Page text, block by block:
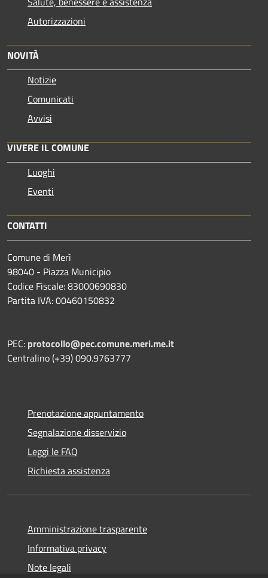
Autorizzazioni
NOVITÀ
Notizie
Comunicati
Avvisi
VIVERE IL COMUNE
Luoghi
Eventi
CONTATTI
Comune di Merì
98040 - Piazza Municipio
Codice Fiscale: 83000690830
Partita IVA: 00460150832
PEC: protocollo@pec.comune.meri.me.it
Centralino (+39) 090.9763777
Prenotazione appuntamento
Segnalazione disservizio
Leggi le FAQ
Richiesta assistenza
Amministrazione trasparente
Informativa privacy
Note legali